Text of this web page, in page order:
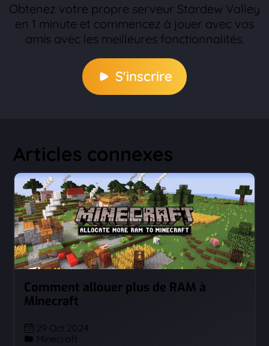
Obtenez votre propre serveur Stardew Valley
en 1 minute et commencez à jouer avec vos
amis avec les meilleures fonctionnalités.
S'inscrire
Articles connexes
Comment allouer plus de RAM à
Minecraft
29 Oct 2024
Minecraft